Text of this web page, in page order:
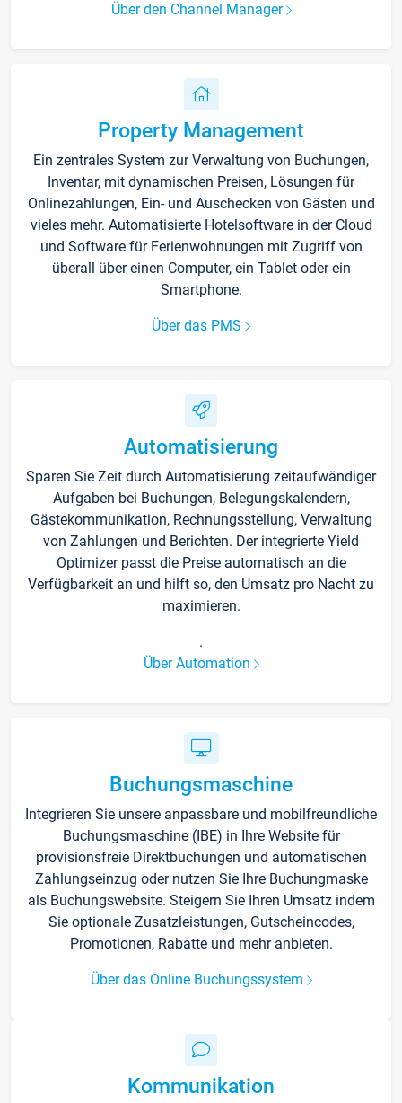
Über den Channel Manager
Property Management
Ein zentrales System zur Verwaltung von Buchungen,
Inventar, mit dynamischen Preisen, Lösungen für
Onlinezahlungen, Ein- und Auschecken von Gästen und
vieles mehr. Automatisierte Hotelsoftware in der Cloud
und Software für Ferienwohnungen mit Zugriff von
überall über einen Computer, ein Tablet oder ein
Smartphone.
Über das PMS
Automatisierung
Sparen Sie Zeit durch Automatisierung zeitaufwändiger
Aufgaben bei Buchungen, Belegungskalendern,
Gästekommunikation, Rechnungsstellung, Verwaltung
von Zahlungen und Berichten. Der integrierte Yield
Optimizer passt die Preise automatisch an die
Verfügbarkeit an und hilft so, den Umsatz pro Nacht zu
maximieren.
.
Über Automation
Buchungsmaschine
Integrieren Sie unsere anpassbare und mobilfreundliche
Buchungsmaschine (IBE) in Ihre Website für
provisionsfreie Direktbuchungen und automatischen
Zahlungseinzug oder nutzen Sie Ihre Buchungmaske
als Buchungswebsite. Steigern Sie Ihren Umsatz indem
Sie optionale Zusatzleistungen, Gutscheincodes,
Promotionen, Rabatte und mehr anbieten.
Über das Online Buchungssystem
Kommunikation